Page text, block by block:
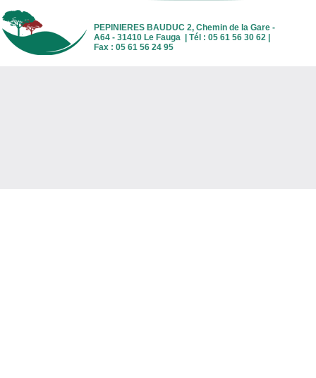
PEPINIERES BAUDUC 2, Chemin de la Gare -
A64 - 31410 Le Fauga | Tél : 05 61 56 30 62 |
Fax : 05 61 56 24 95